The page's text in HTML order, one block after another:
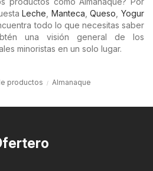
Leche Manteca ,Queso ,Yogur
todo lo que necesitas saber
una visión general de los
minoristas en un solo lugar.
productos Almanaque